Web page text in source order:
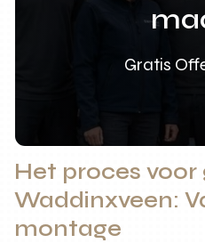
Gratis
Het proces voor
Waddinxveen:
montage